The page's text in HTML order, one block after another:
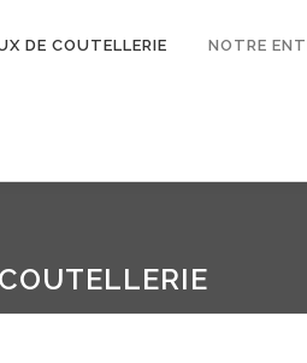
DE COUTELLERIE NOTRE